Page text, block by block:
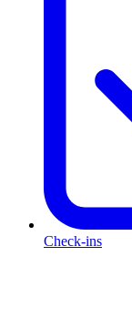
Check-ins